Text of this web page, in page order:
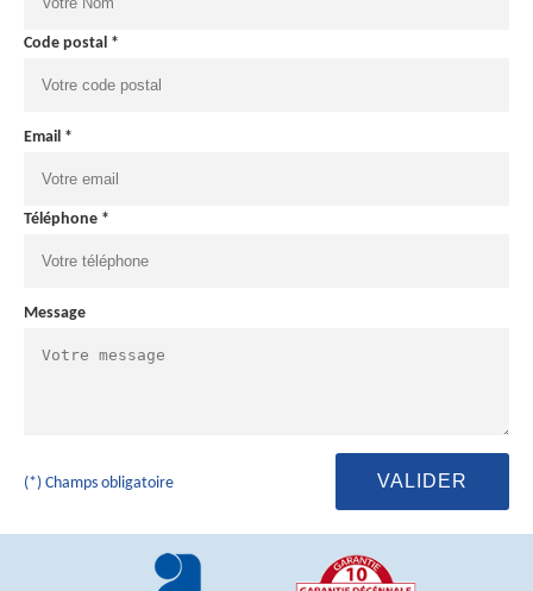
Code postal *
Email *
Téléphone *
Message
(*) Champs obligatoire